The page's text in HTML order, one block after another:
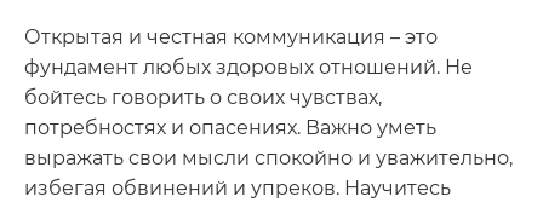
Открытая и честная коммуникация – это
фундамент любых здоровых отношений. Не
бойтесь говорить о своих чувствах,
потребностях и опасениях. Важно уметь
выражать свои мысли спокойно и уважительно,
избегая обвинений и упреков. Научитесь